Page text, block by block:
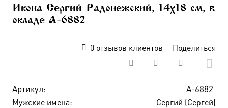
Икона Сергий Радонежский, 14х18 см, в
окладе A-6882
0отзывов клиентов Поделиться
Артикул: A-6882
Мужские имена:
Сергий (Сергей)